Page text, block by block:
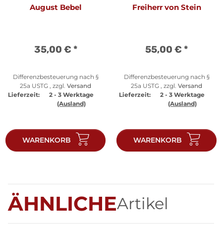
August Bebel
35,00 € *
Differenzbesteuerung nach §
25a USTG , zzgl. Versand
Lieferzeit:
2 - 3 Werktage
(Ausland)
WARENKORB
Freiherr von Stein
55,00 € *
Differenzbesteuerung nach §
25a USTG , zzgl. Versand
Lieferzeit:
2 - 3 Werktage
(Ausland)
WARENKORB
ÄHNLICHEArtikel